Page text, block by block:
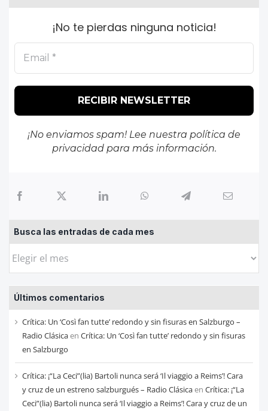
¡No te pierdas ninguna noticia!
¡No enviamos spam! Lee nuestra política de
privacidadpara más información.
Busca las entradas de cada mes
Busca
entradas
de
cada
mes
Últimos comentarios
Crítica: Un ‘Così fan tutte’ redondo y sin fisuras en Salzburgo –
Radio Clásicaen Crítica: Un ‘Così fan tutte’ redondo y sin fisuras
en Salzburgo
Crítica: ¡“La Ceci”(lia) Bartoli nunca será ‘Il viaggio a Reims’! Cara
y cruz de un estreno salzburgués – Radio Clásicaen Crítica: ¡“La
Ceci”(lia) Bartoli nunca será ‘Il viaggio a Reims’! Cara y cruz de un